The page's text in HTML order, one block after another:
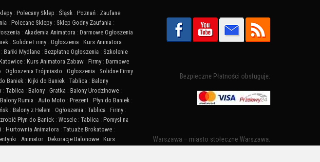
: Polecany Sklep : Śląsk : Poznań : Zaufane
: Polecane Sklepy : Sklep Godny Zaufania :
: Akademia Animatora : Darmowe Ogłoszenia
: Solidne Firmy : Ogłoszenia : Kurs Animatora :
: Bańki Mydlane : Bezpłatne Ogłoszenia : Szkolenie
: Kurs Animatora Zabaw : Firmy : Darmowe
: Ogłoszenia Trójmiasto : Ogłoszenia : Solidne Firmy
Baniek : Kijki do Baniek : Tablica : Balony
: Tablica : Balony : Gratka : Balony Urodzinowe :
Balony Rumia : Auto Moto : Prezent : Płyn do Baniek :
: Balony z Helem : Ogłoszenia : Tablica : Firmy :
Płyn do Baniek : Wesele : Tablica : Pomysł na
: Hurtownia Animatora : Tatuaże Brokatowe :
: Animator : Dekoracje Balonowe : Kurs
Bezpieczne Płatności obsługuje:
Warszawa – miasto stołeczne Warszawa.